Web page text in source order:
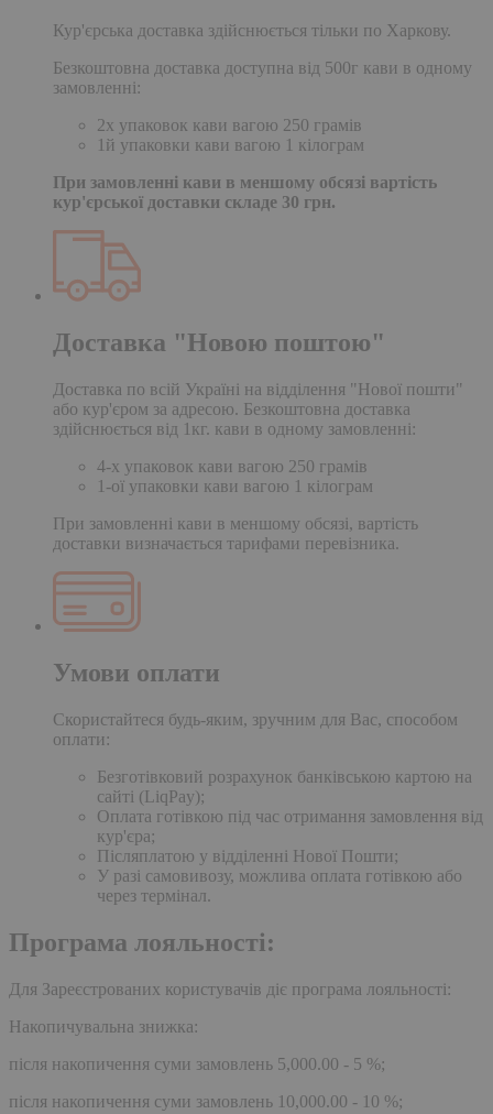
Кур'єрська доставка здійснюється тільки по Харкову.
Безкоштовна доставка доступна від 500г кави в одному
замовленні:
2х упаковок кави вагою 250 грамів
1й упаковки кави вагою 1 кілограм
При замовленні кави в меншому обсязі вартість
кур'єрської доставки складе 30 грн.
Доставка "Новою поштою"
Доставка по всій Україні на відділення "Нової пошти"
або кур'єром за адресою. Безкоштовна доставка
здійснюється від 1кг. кави в одному замовленні:
4-х упаковок кави вагою 250 грамів
1-ої упаковки кави вагою 1 кілограм
При замовленні кави в меншому обсязі, вартість
доставки визначається тарифами перевізника.
Умови оплати
Скористайтеся будь-яким, зручним для Вас, способом
оплати:
Безготівковий розрахунок банківською картою на
сайті (LiqPay);
Оплата готівкою під час отримання замовлення від
кур'єра;
Післяплатою у відділенні Нової Пошти;
У разі самовивозу, можлива оплата готівкою або
через термінал.
Програма лояльності:
Для Зареєстрованих користувачів діє програма лояльності:
Накопичувальна знижка:
після накопичення суми замовлень 5,000.00 - 5 %;
після накопичення суми замовлень 10,000.00 - 10 %;